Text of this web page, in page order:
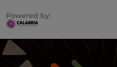
Powered by: